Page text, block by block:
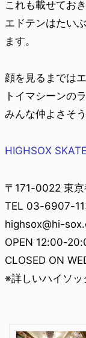
これも載せておき
エドテンはたい
ます。
顔を見るまでは
トイマシーンの
みんな仲よさそ
HIGHSOX
〒171-0022 東
TEL 03-6907-
highsox@hi-
OPEN 12:00-
CLOSED ON
※詳しいハイソ